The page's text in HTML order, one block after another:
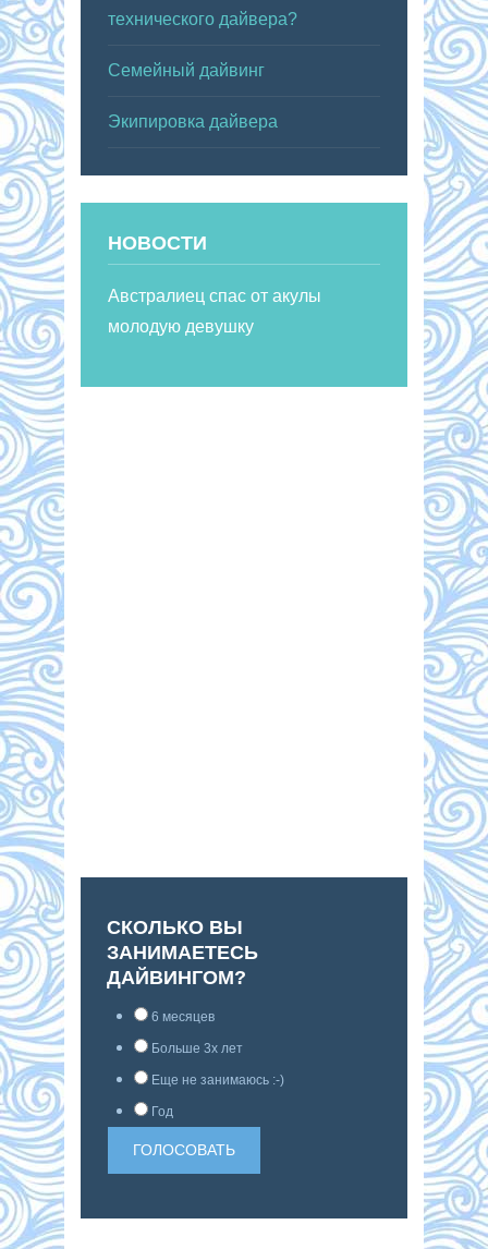
технического дайвера?
Семейный дайвинг
Экипировка дайвера
НОВОСТИ
Австралиец спас от акулы
молодую девушку
СКОЛЬКО ВЫ
ЗАНИМАЕТЕСЬ
ДАЙВИНГОМ?
6 месяцев
Больше 3х лет
Еще не занимаюсь :-)
Год